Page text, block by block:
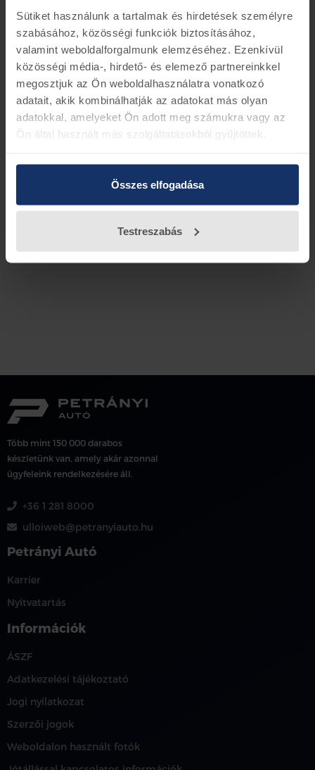
Sütiket használunk a tartalmak és hirdetések személyre
szabásához, közösségi funkciók biztosításához,
valamint weboldalforgalmunk elemzéséhez. Ezenkívül
közösségi média-, hirdető- és elemező partnereinkkel
megosztjuk az Ön weboldalhasználatra vonatkozó
adatait, akik kombinálhatják az adatokat más olyan
adatokkal, amelyeket Ön adott meg számukra vagy az
Ön által használt más szolgáltatásokból gyűjtöttek.
Összes elfogadása
Testreszabás
- Törhetetlen polikarbonát lencsék
- A szélzaj, az aerodinamikai kialakítás miatt,
gyakorlatilag kiküszöbölve
- Lopást megakadályozó biztonsági rögzítőkkel
szállítva
- ECE jóváhagyás közúti használatra
Legyen világosság! A Fordjához kapható erőteljes LED
Több mint 150 000 darabos
készletünk van, amely akár azonnal
ügyfeleink rendelkezésére áll.
+36 1 281 8000
ulloiweb@petranyiauto.hu
Petrányi Autó
Karrier
Nyitvatartás
Információk
ÁSZF
Adatkezelési tájékoztató
Jogi nyilatkozat
Szerzői jogok
Weboldalon használt fotók